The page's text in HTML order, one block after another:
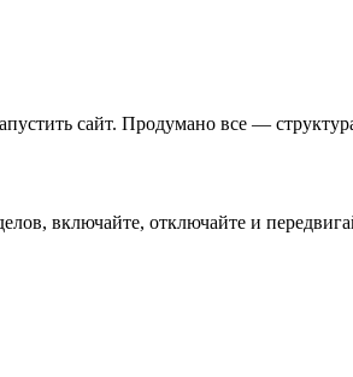
сайт. Продумано все —
включайте, отключайте и